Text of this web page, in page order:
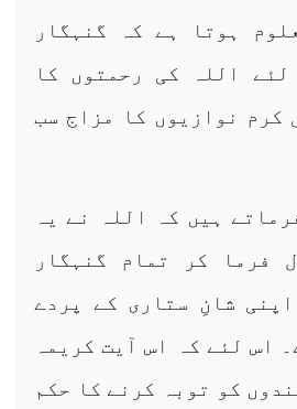
ہوتا ہے کہ گنہگار
اللہ کی رحمتوں کا
کرم نوازیوں کا مزاج سب
ہیں کہ اللہ نے یہ
فرما کر تمام گنہگار
شانِ ستاری کے پردے
اس لئے کہ اس آیت کریمہ
کو توبہ کرنے کا حکم